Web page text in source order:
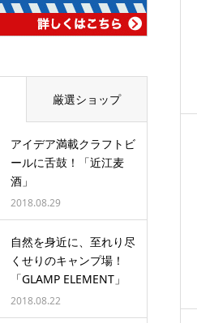
厳選ショップ
アイデア満載クラフトビ
ールに舌鼓！「近江麦
酒」
2018.08.29
自然を身近に、至れり尽
くせりのキャンプ場！
「GLAMP ELEMENT」
2018.08.22